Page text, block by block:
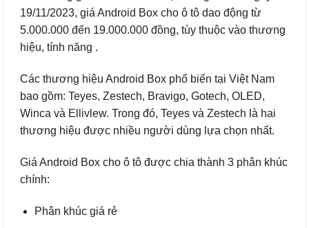
19/11/2023, giá Android Box cho ô tô dao động từ
5.000.000 đến 19.000.000 đồng, tùy thuộc vào thương
hiệu, tính năng .
Các thương hiệu Android Box phổ biến tại Việt Nam
bao gồm: Teyes, Zestech, Bravigo, Gotech, OLED,
Winca và Ellivlew. Trong đó, Teyes và Zestech là hai
thương hiệu được nhiều người dùng lựa chọn nhất.
Giá Android Box cho ô tô được chia thành 3 phân khúc
chính:
Phân khúc giá rẻ